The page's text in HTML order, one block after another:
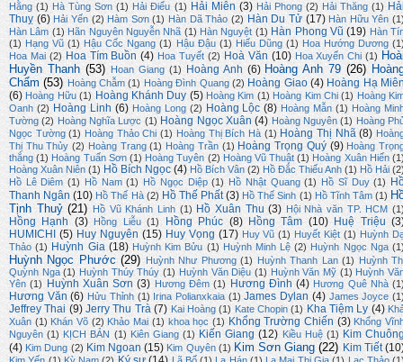
Hằng (1) Hà Tùng Sơn (1) Hải Điểu (1) Hải Miên (3) Hải Phong (2) Hải Thăng (1)
Thuỵ (6) Hải Yến (2) Hàm Sơn (1) Hàn Dã Thảo (2) Hàn Du Tử (17) Hàn Hữu Yên
Hàn Lâm (1) Hãn Nguyên Nguyễn Nhã (1) Hàn Nguyệt (1) Hàn Phong Vũ (19) Hàn
(1) Hạng Vũ (1) Hậu Cốc Ngang (1) Hậu Đậu (1) Hiếu Dũng (1) Hoa Hướng Dương
Hoa Mai (2) Hoa Tím Buồn (4) Hoa Tuyết (2) Hoà Văn (10) Hoa Xuyến Chi (1)
Huyền Thanh (53) Hoan Giang (1) Hoàng Anh (6) Hoàng Anh 79 (26)
Chẩm (53) Hoàng Chẫm (1) Hoàng Đình Quang (2) Hoàng Giao (4) Hoàng Hạ
(6) Hoàng Hữu (1) Hoàng Khánh Duy (5) Hoàng Kim (1) Hoàng Kim Chi (1) Hoàng
Oanh (2) Hoàng Linh (6) Hoàng Long (2) Hoàng Lộc (8) Hoàng Mẫn (1) Hoàng
Tường (2) Hoàng Nghĩa Lược (1) Hoàng Ngọc Xuân (4) Hoàng Nguyên (1) Hoàng
Ngọc Tường (1) Hoàng Thảo Chi (1) Hoàng Thị Bích Hà (1) Hoàng Thị Nhã (8)
Thị Thu Thủy (2) Hoàng Trang (1) Hoàng Trần (1) Hoàng Trọng Quý (9) Hoàng
thắng (1) Hoàng Tuấn Sơn (1) Hoàng Tuyên (2) Hoàng Vũ Thuật (1) Hoàng Xuân Hiến
Hoàng Xuân Niên (1) Hồ Bích Ngọc (4) Hồ Bích Vân (2) Hồ Đắc Thiếu Anh (1) Hồ Hải
Hồ Lê Diêm (1) Hồ Nam (1) Hồ Ngọc Diệp (1) Hồ Nhật Quang (1) Hồ Sĩ Duy (1)
Thanh Ngân (10) Hồ Thế Hà (2) Hồ Thế Phất (3) Hồ Thế Sinh (1) Hồ Tĩnh Tâm (1)
Tịnh Thuỷ (21) Hồ Vũ Khánh Linh (1) Hồ Xuân Thu (3) Hội Nhà văn TP. HCM
Hồng Hạnh (3) Hồng Liễu (1) Hồng Phúc (8) Hồng Tâm (10) Huệ Triệu
HUMICHI
(5) Huy Nguyên (15) Huy Vọng (17) Huy Vũ (1) Huyết Kiệt (1) Huỳnh
Thảo (1) Huỳnh Gia (18) Huỳnh Kim Bửu (1) Huỳnh Minh Lệ (2) Huỳnh Ngọc Nga
Huỳnh Ngọc Phước (29) Huỳnh Như Phương (1) Huỳnh Thanh Lan (1)
Huỳnh
Quỳnh Nga (1) Huỳnh Thúy Thúy (1) Huỳnh Văn Diệu (1) Huỳnh Văn Mỹ (1) Huỳnh
Yên (1) Huỳnh Xuân Sơn (3) Hương Đêm (1) Hương Đình (4) Hương Quê Nhà
Hương Văn (6) Hửu Thỉnh (1) Irina Polianxkaia (1) James Dylan (4) James Joyce
Jeffrey Thai (9) Jerry Thu Trà (7) Kai Hoàng (1) Kate Chopin (1) Kha Tiệm Ly (4)
Xuân (1) Khán Võ (2) Khảo Mai (1) khoa học (1) Khổng Trường Chiến (3) Khổng
Nguyên (1) KỊCH BẢN (1) Kiên Giang (1) Kiến Giang (12) Kiều Huệ (1) Kim
(4) Kim Dung (2) Kim Ngoan (15) Kim Quyên (1) Kim Sơn Giang (22) Kim Tiết